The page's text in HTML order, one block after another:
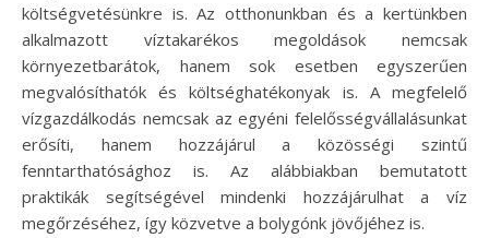
költségvetésünkre is. Az otthonunkban és a kertünkben
alkalmazott víztakarékos megoldások nemcsak
környezetbarátok, hanem sok esetben egyszerűen
megvalósíthatók és költséghatékonyak is. A megfelelő
vízgazdálkodás nemcsak az egyéni felelősségvállalásunkat
erősíti, hanem hozzájárul a közösségi szintű
fenntarthatósághoz is. Az alábbiakban bemutatott
praktikák segítségével mindenki hozzájárulhat a víz
megőrzéséhez, így közvetve a bolygónk jövőjéhez is.